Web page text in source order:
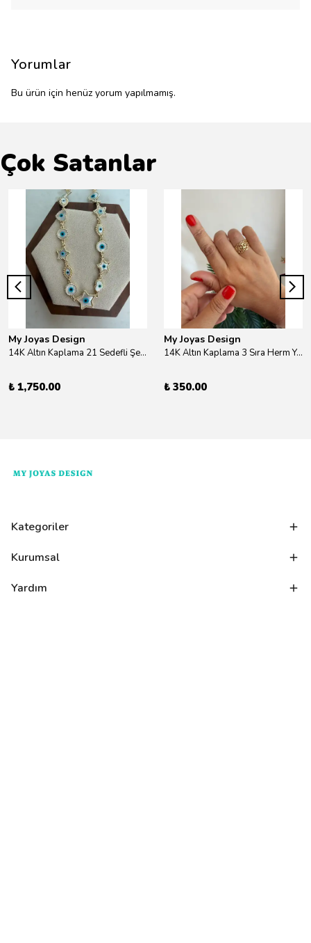
Yorumlar
Bu ürün için henüz yorum yapılmamış.
Çok Satanlar
My Joyas Design
14K Altın Kaplama 21 Sedefli Şekiller Kolye 46cm
₺ 1,750.00
My Joyas Design
14K Altın Kaplama 3 Sıra Herm Yüzük Gold
₺ 350.00
Kategoriler
Kurumsal
Yardım